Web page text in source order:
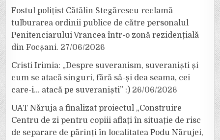
Fostul polițist Cătălin Stegărescu reclamă
tulburarea ordinii publice de către personalul
Penitenciarului Vrancea într-o zonă rezidențială
din Focșani. 27/06/2026
Cristi Irimia: „Despre suveranism, suveraniști și
cum se atacă singuri, fără să-și dea seama, cei
care-i… atacă pe suveraniști” :) 26/06/2026
UAT Năruja a finalizat proiectul „Construire
Centru de zi pentru copiii aflați în situație de risc
de separare de părinți în localitatea Podu Nărujei,